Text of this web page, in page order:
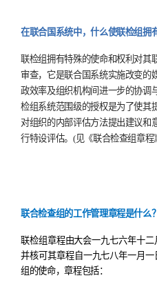
在联合国系统中，什么使联检组拥
联检组拥有特殊的使命和权利对其
审查，它是联合国系统实施改变的
政效率及组织机构间进一步的协调
检组系统范围级的授权是为了使其
对组织的内部评估方法提出建议和
行特设评估。 (见《联合检查组章程
联合检查组的工作管理章程是什么？
联检组章程由大会一九七六年十二
并核可其章程自一九七八年一月
组的使命，章程包括：